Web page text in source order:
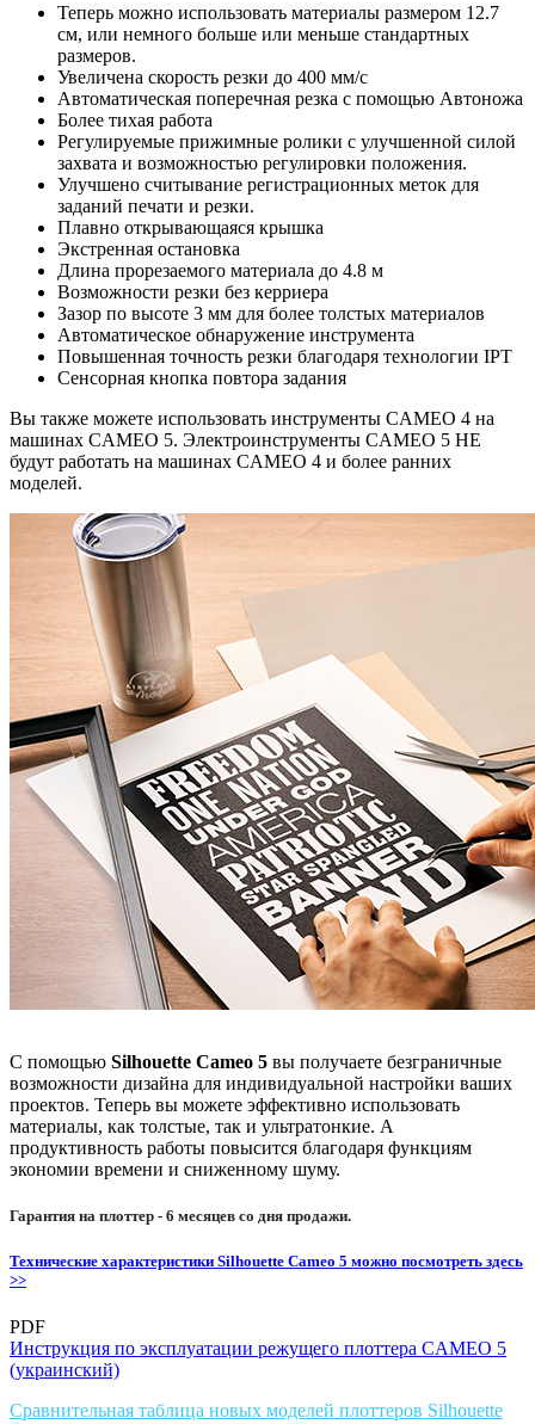
Теперь можно использовать материалы размером 12.7
см, или немного больше или меньше стандартных
размеров.
Увеличена скорость резки до 400 мм/с
Автоматическая поперечная резка с помощью Автоножа
Более тихая работа
Регулируемые прижимные ролики с улучшенной силой
захвата и возможностью регулировки положения.
Улучшено считывание регистрационных меток для
заданий печати и резки.
Плавно открывающаяся крышка
Экстренная остановка
Длина прорезаемого материала до 4.8 м
Возможности резки без керриера
Зазор по высоте 3 мм для более толстых материалов
Автоматическое обнаружение инструмента
Повышенная точность резки благодаря технологии IPT
Сенсорная кнопка повтора задания
Вы также можете использовать инструменты CAMEO 4 на
машинах CAMEO 5. Электроинструменты CAMEO 5 НЕ
будут работать на машинах CAMEO 4 и более ранних
моделей.
С помощью Silhouette Cameo 5 вы получаете безграничные
возможности дизайна для индивидуальной настройки ваших
проектов. Теперь вы можете эффективно использовать
материалы, как толстые, так и ультратонкие. А
продуктивность работы повысится благодаря функциям
экономии времени и сниженному шуму.
Гарантия на плоттер - 6 месяцев со дня продажи.
Технические характеристики Silhouette Cameo 5 можно посмотреть здесь
>>
PDF
Инструкция по эксплуатации режущего плоттера CAMEO 5
(украинский)
Сравнительная таблица новых моделей плоттеров Silhouette